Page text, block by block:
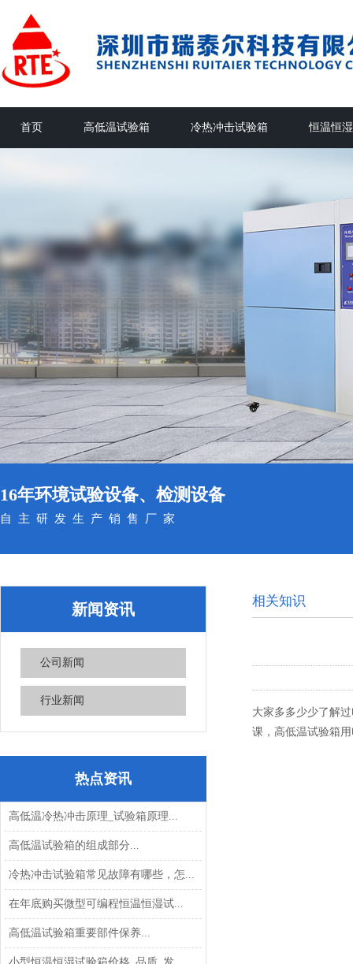
首页 高低温试验箱 冷热冲击试验箱 恒温恒
16年环境试验设备、检测设备
自主研发生产销售厂家
新闻资讯
公司新闻
行业新闻
热点资讯
高低温冷热冲击原理_试验箱原理...
高低温试验箱的组成部分...
冷热冲击试验箱常见故障有哪些，怎...
在年底购买微型可编程恒温恒湿试...
高低温试验箱重要部件保养...
相关知识
大家多多少少了解
课，高低温试验箱